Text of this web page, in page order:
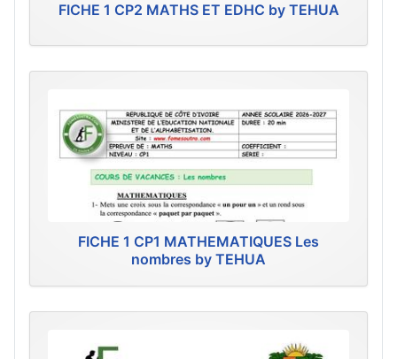
FICHE 1 CP2 MATHS ET EDHC by TEHUA
FICHE 1 CP1 MATHEMATIQUES Les
nombres by TEHUA